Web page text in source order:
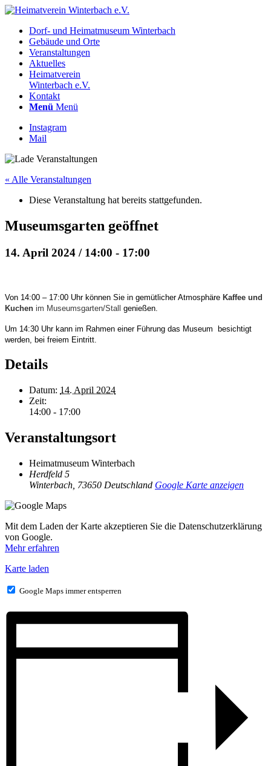
Dorf- und Heimatmuseum Winterbach
Gebäude und Orte
Veranstaltungen
Aktuelles
Heimatverein
Winterbach e.V.
Kontakt
Menü Menü
Instagram
Mail
« Alle Veranstaltungen
Diese Veranstaltung hat bereits stattgefunden.
Museumsgarten geöffnet
14. April 2024 / 14:00 - 17:00
Von 14:00 – 17:00 Uhr können Sie in gemütlicher Atmosphäre Kaffee und
Kuchen im Museumsgarten/Stall genießen.
Um 14:30 Uhr kann im Rahmen einer Führung das Museum besichtigt
werden, bei freiem Eintritt.
Details
Datum: 14. April 2024
Zeit:
14:00 - 17:00
Veranstaltungsort
Heimatmuseum Winterbach
Herdfeld 5
Winterbach 73650 Deutschland Google Karte anzeigen
Mit dem Laden der Karte akzeptieren Sie die Datenschutzerklärung
von Google.
Mehr erfahren
Karte laden
Google Maps immer entsperren